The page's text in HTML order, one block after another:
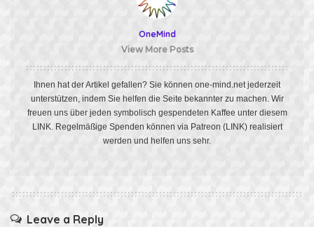
OneMind
View More Posts
Ihnen hat der Artikel gefallen? Sie können one-mind.net jederzeit
unterstützen, indem Sie helfen die Seite bekannter zu machen. Wir
freuen uns über jeden symbolisch gespendeten Kaffee unter diesem
LINK. Regelmäßige Spenden können via Patreon (LINK)realisiert
werden und helfen uns sehr.
Leave a Reply